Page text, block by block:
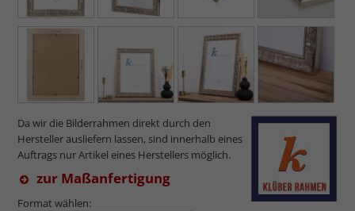
Da wir die Bilderrahmen direkt durch den
Hersteller ausliefern lassen, sind innerhalb eines
Auftrags nur Artikel eines Herstellers möglich.
zur Maßanfertigung
Format wählen: